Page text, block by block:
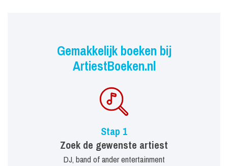
Gemakkelijk boeken bij
ArtiestBoeken.nl
Stap 1
Zoek de gewenste artiest
DJ, band of ander entertainment